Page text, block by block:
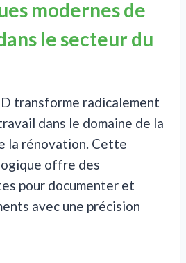
modernes de
le secteur du
transforme radicalement
dans le domaine de la
la rénovation. Cette
offre des
pour documenter et
avec une précision